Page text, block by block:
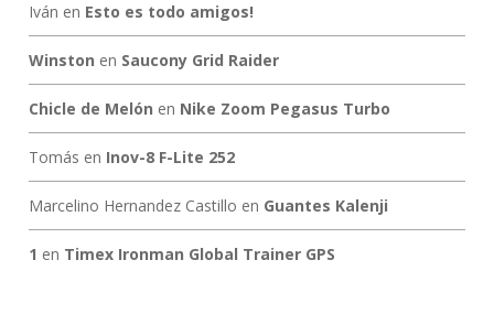
Iván en Esto es todo amigos!
Winston en Saucony Grid Raider
Chicle de Melón en Nike Zoom Pegasus Turbo
Tomás en Inov-8 F-Lite 252
Marcelino Hernandez Castillo en Guantes Kalenji
1 en Timex Ironman Global Trainer GPS